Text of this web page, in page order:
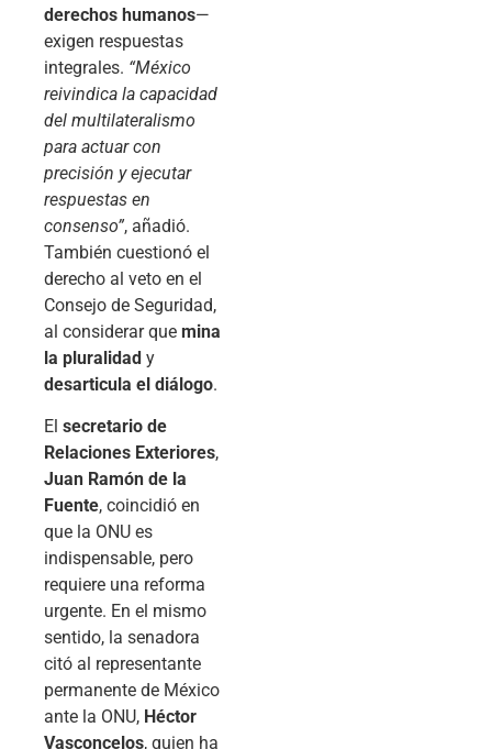
derechos humanos—
exigen respuestas
integrales. “México
reivindica la capacidad
del multilateralismo
para actuar con
precisión y ejecutar
respuestas en
consenso”, añadió.
También cuestionó el
derecho al veto en el
Consejo de Seguridad,
al considerar que mina
la pluralidad y
desarticula el diálogo.
El secretario de
Relaciones Exteriores,
Juan Ramón de la
Fuente, coincidió en
que la ONU es
indispensable, pero
requiere una reforma
urgente. En el mismo
sentido, la senadora
citó al representante
permanente de México
ante la ONU, Héctor
Vasconcelos, quien ha